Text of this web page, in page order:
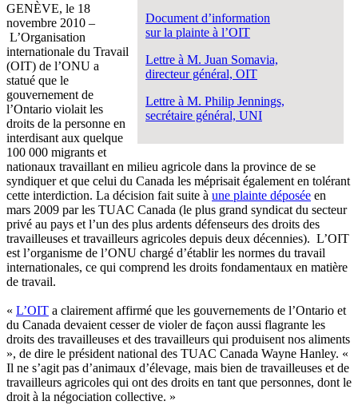
Document d’information
sur la plainte à l’OIT
Lettre à M. Juan Somavia,
directeur général, OIT
Lettre à M. Philip Jennings,
secrétaire général, UNI
GENÈVE, le 18
novembre 2010 –
L’Organisation
internationale du Travail
(OIT) de l’ONU a
statué que le
gouvernement de
l’Ontario violait les
droits de la personne en
interdisant aux quelque
100 000 migrants et
nationaux travaillant en milieu agricole dans la province de se
syndiquer et que celui du Canada les méprisait également en tolérant
cette interdiction. La décision fait suite à une plainte déposée en
mars 2009 par les TUAC Canada (le plus grand syndicat du secteur
privé au pays et l’un des plus ardents défenseurs des droits des
travailleuses et travailleurs agricoles depuis deux décennies). L’OIT
est l’organisme de l’ONU chargé d’établir les normes du travail
internationales, ce qui comprend les droits fondamentaux en matière
de travail.
« L’OIT a clairement affirmé que les gouvernements de l’Ontario et
du Canada devaient cesser de violer de façon aussi flagrante les
droits des travailleuses et des travailleurs qui produisent nos aliments
», de dire le président national des TUAC Canada Wayne Hanley. «
Il ne s’agit pas d’animaux d’élevage, mais bien de travailleuses et de
travailleurs agricoles qui ont des droits en tant que personnes, dont le
droit à la négociation collective. »